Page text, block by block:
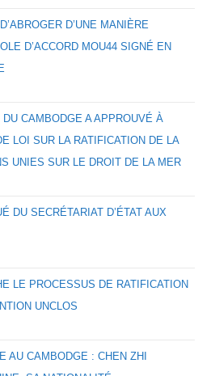
D’UNE MANIÈRE
D’ACCORD MOU44 SIGNÉ EN
CAMBODGE A APPROUVÉ À
LOI SUR LA RATIFICATION DE LA
UNIES SUR LE DROIT DE LA MER
DU SECRÉTARIAT D’ÉTAT AUX
LE PROCESSUS DE RATIFICATION
UNCLOS
AU CAMBODGE : CHEN ZHI